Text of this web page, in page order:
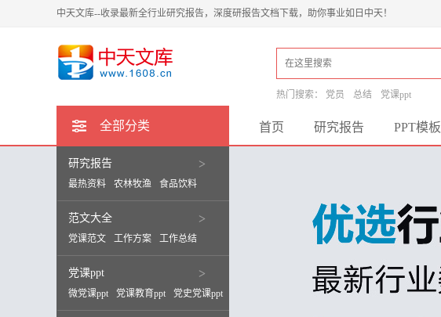
中天文库--收录最新全行业研究报告，深度研报告文档下载，助你事业如日中天！
热门搜索： 党员 总结 党课ppt
全部分类
研究报告 >
最热资料 农林牧渔 食品饮料
范文大全 >
党课范文 工作方案 工作总结
党课ppt >
微党课ppt 党课教育ppt 党史党课ppt
首页 研究报告 PPT模板